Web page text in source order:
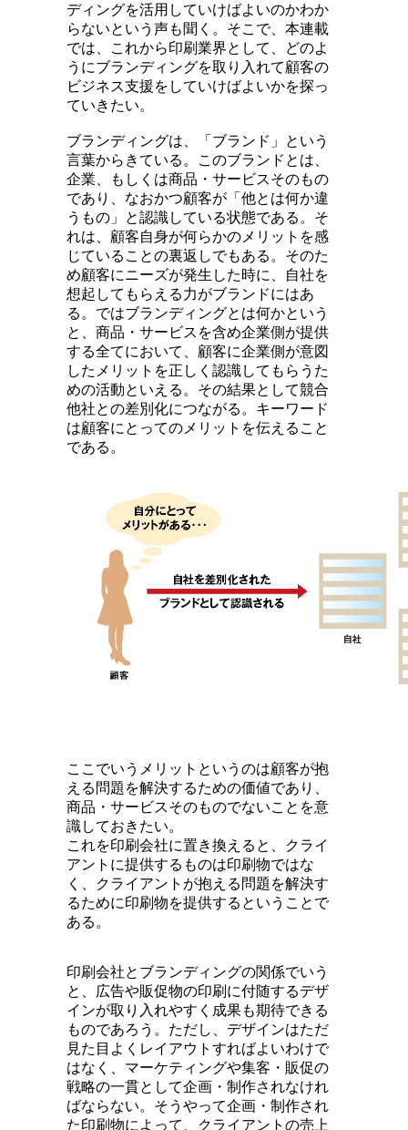
ディングを活用していけばよいのかわか
らないという声も聞く。そこで、本連載
では、これから印刷業界として、どのよ
うにブランディングを取り入れて顧客の
ビジネス支援をしていけばよいかを探っ
ていきたい。
ブランディングは、「ブランド」という
言葉からきている。このブランドとは、
企業、もしくは商品・サービスそのもの
であり、なおかつ顧客が「他とは何か違
うもの」と認識している状態である。そ
れは、顧客自身が何らかのメリットを感
じていることの裏返しでもある。そのた
め顧客にニーズが発生した時に、自社を
想起してもらえる力がブランドにはあ
る。ではブランディングとは何かという
と、商品・サービスを含め企業側が提供
する全てにおいて、顧客に企業側が意図
したメリットを正しく認識してもらうた
めの活動といえる。その結果として競合
他社との差別化につながる。キーワード
は顧客にとってのメリットを伝えること
である。
ここでいうメリットというのは顧客が抱
える問題を解決するための価値であり、
商品・サービスそのものでないことを意
識しておきたい。
これを印刷会社に置き換えると、クライ
アントに提供するものは印刷物ではな
く、クライアントが抱える問題を解決す
るために印刷物を提供するということで
ある。
印刷会社とブランディングの関係でいう
と、広告や販促物の印刷に付随するデザ
インが取り入れやすく成果も期待できる
ものであろう。ただし、デザインはただ
見た目よくレイアウトすればよいわけで
はなく、マーケティングや集客・販促の
戦略の一貫として企画・制作されなけれ
ばならない。そうやって企画・制作され
た印刷物によって、クライアントの売上